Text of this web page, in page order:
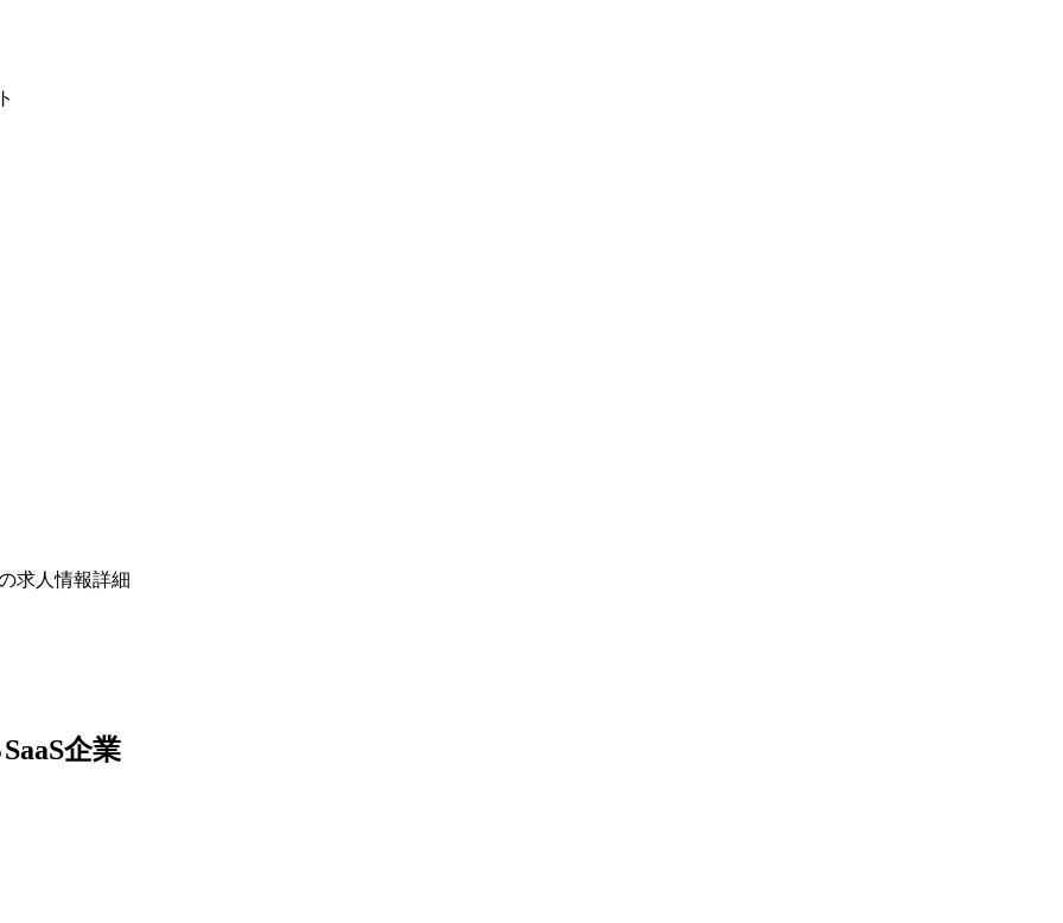
求人情報詳細
企業